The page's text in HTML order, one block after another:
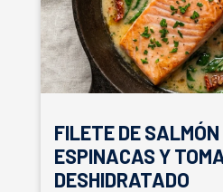
FILETE DE
ESPINACAS Y
DESHIDRATADO